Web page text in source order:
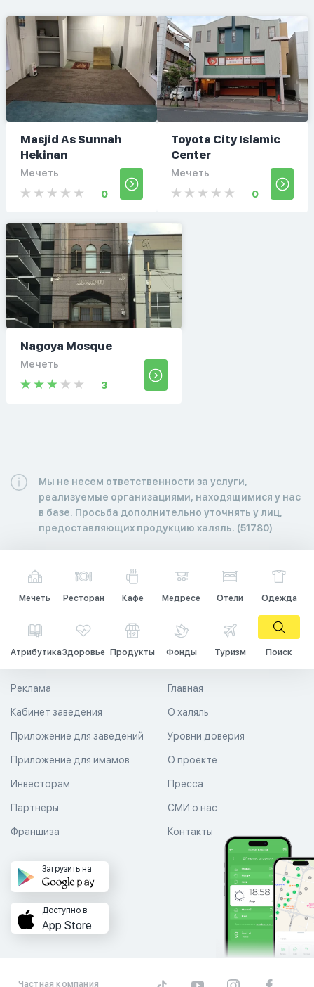
Masjid As Sunnah
Hekinan
Мечеть
0
Toyota City Islamic
Center
Мечеть
0
Nagoya Mosque
Мечеть
3
Мы не несем ответственности за услуги,
реализуемые организациями, находящимися у нас
в базе. Просьба дополнительно уточнять у лиц,
предоставляющих продукцию халяль. (51780)
Мечеть Ресторан Кафе Медресе Отели Одежда
АтрибутикаЗдоровье Продукты Фонды Туризм Поиск
Главная
О халяль
Уровни доверия
Реклама
Кабинет заведения
Приложение для заведений
Приложение для имамов О проекте
Пресса
СМИ о нас
Контакты
Инвесторам
Партнеры
Франшиза
Загрузить на
Доступно в
App Store
Частная компания